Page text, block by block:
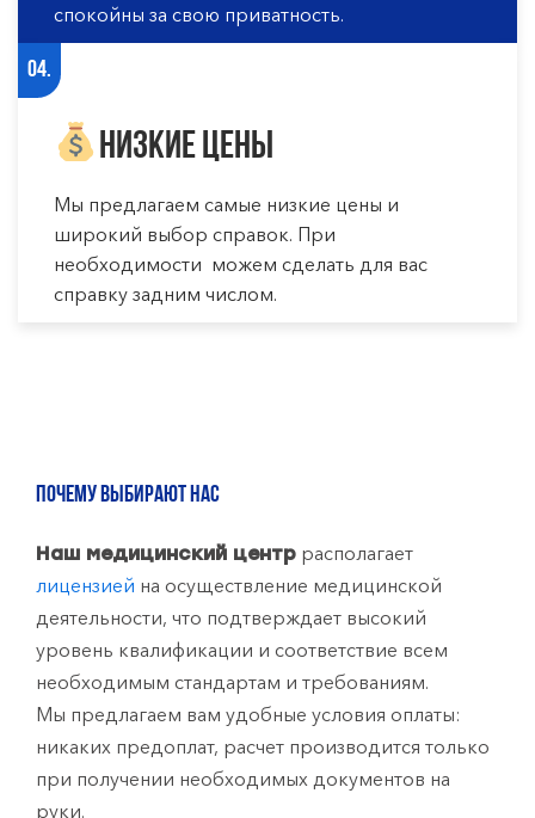
спокойны за свою приватность.
04.
Низкие цены
Мы предлагаем самые низкие цены и
широкий выбор справок. При
необходимости можем сделать для вас
справку задним числом.
ПОЧЕМУ ВЫБИРАЮТ НАС
Наш медицинский центр располагает
лицензией на осуществление медицинской
деятельности, что подтверждает высокий
уровень квалификации и соответствие всем
необходимым стандартам и требованиям.
Мы предлагаем вам удобные условия оплаты:
никаких предоплат, расчет производится только
при получении необходимых документов на
руки.